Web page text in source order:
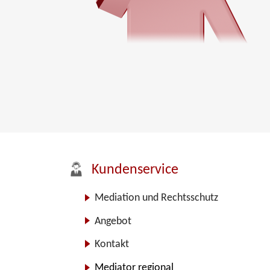
Kundenservice
Mediation und Rechtsschutz
Angebot
Kontakt